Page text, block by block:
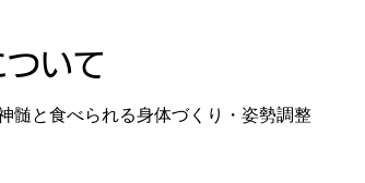
いて
髄と食べられる身体づくり・姿勢調整